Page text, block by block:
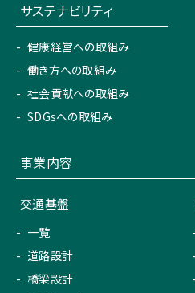
サステナビリティ
健康経営への取組み
働き方への取組み
社会貢献への取組み
SDGsへの取組み
事業内容
交通基盤
一覧
道路設計
橋梁設計